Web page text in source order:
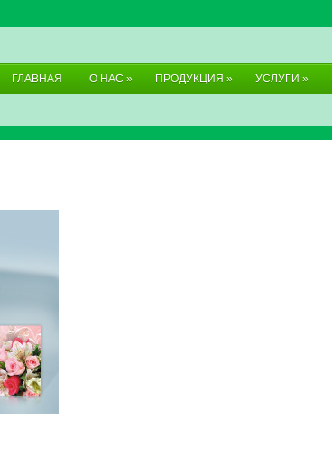
ГЛАВНАЯ О НАС » ПРОДУКЦИЯ » УСЛУГИ »